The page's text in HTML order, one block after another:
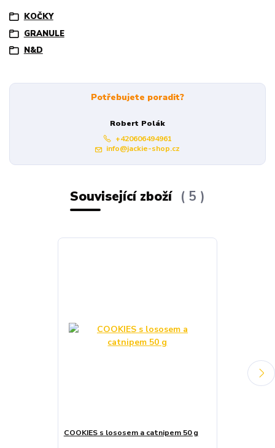
KOČKY
GRANULE
N&D
Potřebujete poradit?
Robert Polák
+420606494961
info@jackie-shop.cz
Související zboží 5
COOKIES s lososem a catnipem 50 g